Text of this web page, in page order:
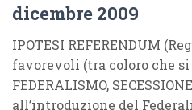
dicembre 2009
IPOTESI REFERENDUM
favorevoli (tra coloro che si
FEDERALISMO,
all’introduzione del